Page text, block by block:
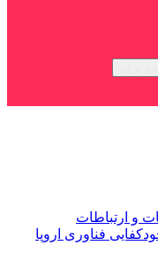
و ارتباطات